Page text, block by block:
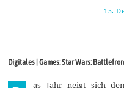
15.
Digitales | Games: Star Wars:
as Jahr neigt sich